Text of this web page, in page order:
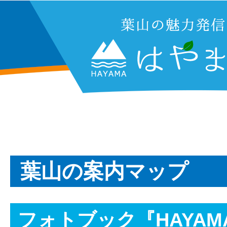
葉山の案内マップ
フォトブック『